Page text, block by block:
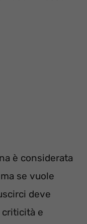
è considerata
se vuole
deve
criticità e